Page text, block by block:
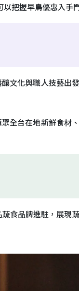
把握早鳥優惠入手
文化與職人技藝出
全台在地新鮮食材
食品牌進駐，展現